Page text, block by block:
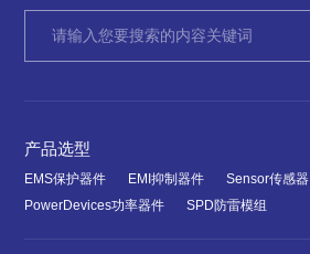
产品选型
EMS保护器件 EMI抑制器件
Sensor传感器
PowerDevices功率器件
SPD防雷模组